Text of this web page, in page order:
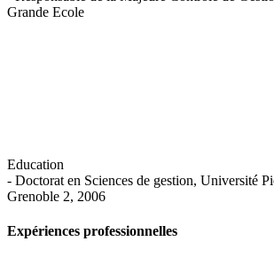
Grande Ecole
Education
- Doctorat en Sciences de gestion, Université
Grenoble 2, 2006
Expériences professionnelles